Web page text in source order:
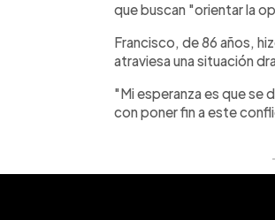
que buscan "orientar la
Francisco, de 86 años,
atraviesa una situación
"Mi esperanza es que se
con poner fin a este